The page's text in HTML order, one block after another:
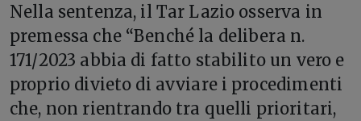
Nella sentenza, il Tar Lazio osserva in
premessa che “Benché la delibera n.
171/2023 abbia di fatto stabilito un vero e
proprio divieto di avviare i procedimenti
che, non rientrando tra quelli prioritari,